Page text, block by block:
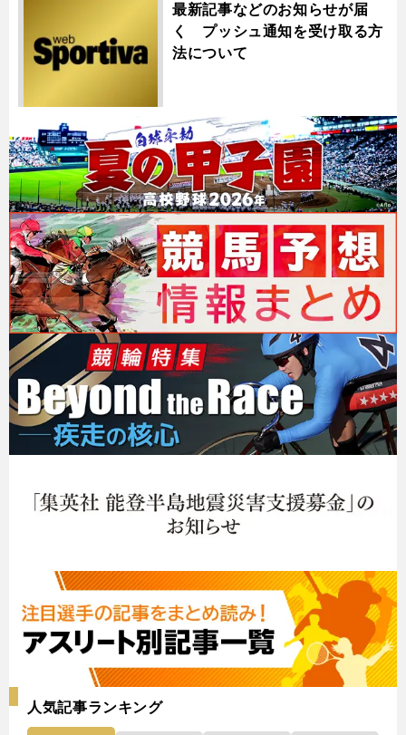
最新記事などのお知らせが届
く プッシュ通知を受け取る方
法について
人気記事ランキング